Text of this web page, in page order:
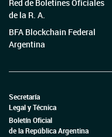
Red de Boletines Oficiales
de la R. A.
BFA Blockchain Federal
Argentina
Secretaría
Legal y Técnica
Boletín Oficial
de la República Argentina